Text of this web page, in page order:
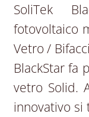
SoliTek
fotovoltaico
Vetro /
BlackStar fa
vetro Solid.
innovativo